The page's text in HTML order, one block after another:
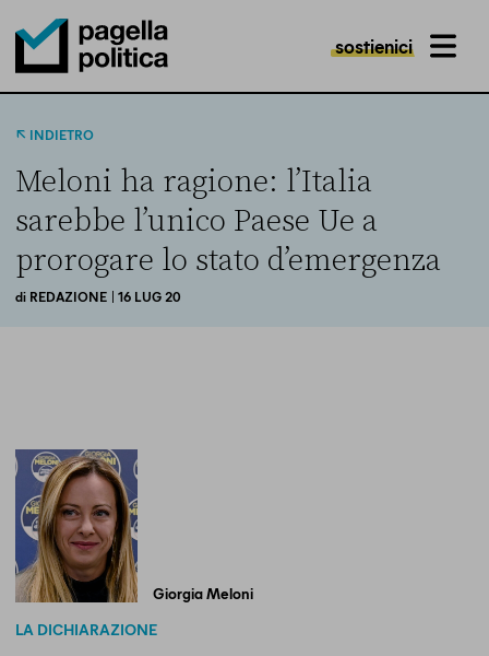
Pagella Politica Logo
sostienici MENU
INDIETRO
Meloni ha ragione: l’Italia
sarebbe l’unico Paese Ue a
prorogare lo stato d’emergenza
di REDAZIONE | 16 LUG 20
Giorgia Meloni
LA DICHIARAZIONE